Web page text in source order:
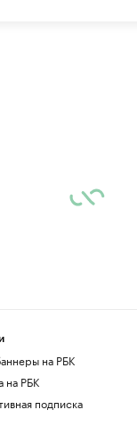
на РБК
на РБК
подписка